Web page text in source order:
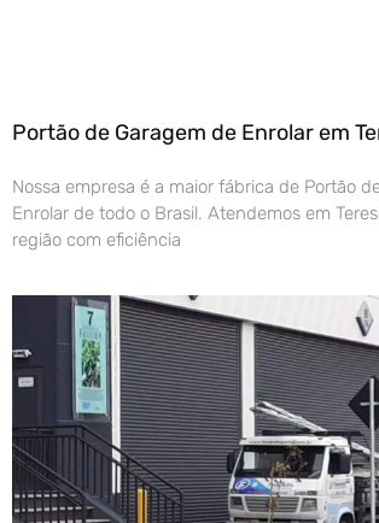
Portão de Garagem de Enrolar em
Nossa empresa é a maior fábrica de Portão
Enrolar de todo o Brasil. Atendemos em
região com eficiência